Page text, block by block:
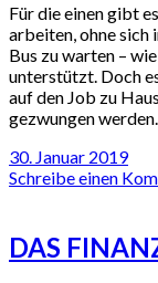
Für die einen gibt
arbeiten, ohne sich
Bus zu warten –
unterstützt. Doch
auf den Job zu
gezwungen werden.
30. Januar 2019
Schreibe einen
DAS